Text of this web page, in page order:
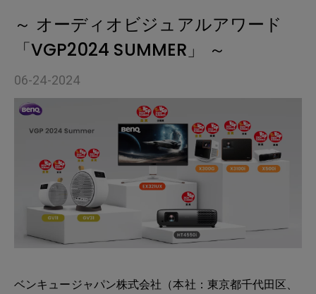
～ オーディオビジュアルアワード
「VGP2024 SUMMER」 ～
06-24-2024
ベンキュージャパン株式会社（本社：東京都千代田区、